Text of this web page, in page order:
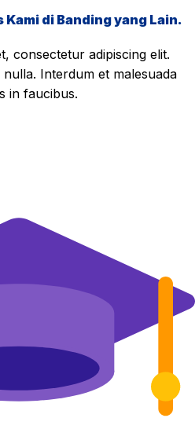
di Banding yang Lain.
consectetur adipiscing elit.
Interdum et malesuada
in faucibus.